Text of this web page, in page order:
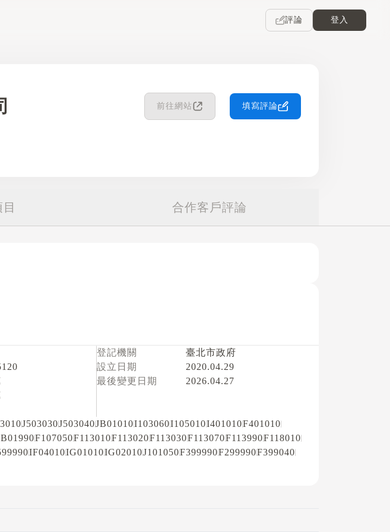
評論 登入
前往網站 填寫評論
合作客戶評論
登記機關
臺北市政府
設立日期
2020.04.29
最後變更日期
2026.04.27
J503030J503040JB01010I103060I105010I401010F401010
F107050F113010F113020F113030F113070F113990F118010
IF04010IG01010IG02010J101050F399990F299990F399040